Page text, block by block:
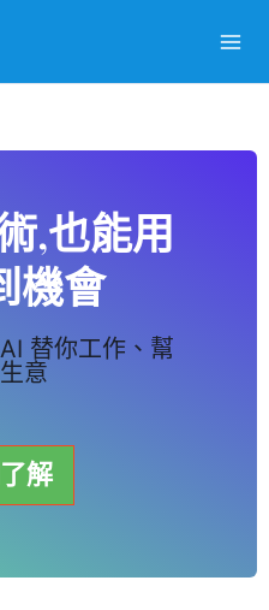
,也能用
機會
替你工作、幫
意
解